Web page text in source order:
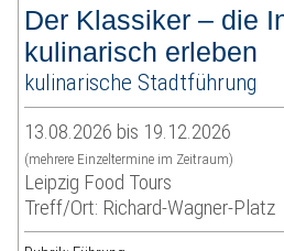
Der Klassiker – die
kulinarisch erleben
kulinarische Stadtführung
13.08.2026 bis 19.12.2026
(mehrere Einzeltermine im Zeitraum)
Leipzig Food Tours
Treff/Ort: Richard-Wagner-Platz